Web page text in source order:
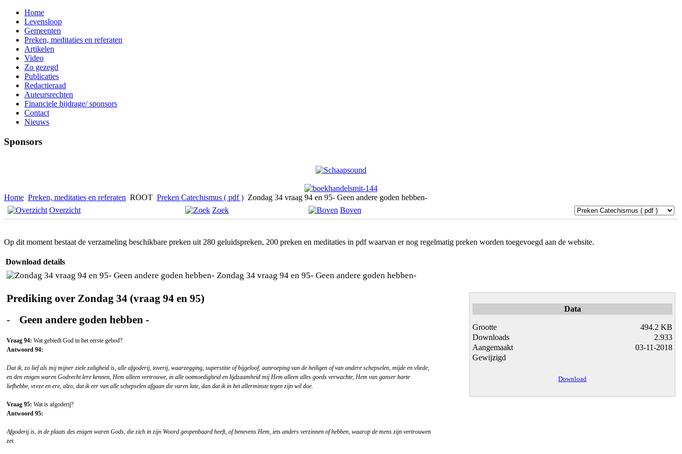
Home
Levensloop
Gemeenten
Preken, meditaties en referaten
Artikelen
Video
Zo gezegd
Publicaties
Redactieraad
Auteursrechten
Financiele bijdrage/ sponsors
Contact
Nieuws
Sponsors
Home Preken, meditaties en referaten ROOT Preken Catechismus ( pdf ) Zondag 34 vraag 94 en 95- Geen andere goden hebben-
Overzicht
Zoek Boven
Op dit moment bestaat de verzameling beschikbare preken uit 280 geluidspreken, 200 preken en meditaties in pdf waarvan er nog regelmatig preken worden toegevoegd aan de website.
Download details
Zondag 34 vraag 94 en 95- Geen andere goden hebben-
Prediking over Zondag 34 (vraag 94 en 95)
-
Geen andere goden hebben -
Vraag 94: Wat gebiedt God in het eerste gebod?
Antwoord 94:
Dat ik, zo lief als mij mijner ziele zaligheid is, alle afgoderij, toverij, waarzegging, superstitie of bijgeloof, aanroeping van de heiligen of van andere schepselen, mijde en vliede,
en den enigen waren Godrecht lere kennen, Hem alleen vertrouwe, in alle ootmoedigheid en lijdzaamheid mij Hem alleen alles goeds verwachte, Hem van ganser harte
liefhebbe, vreze en ere, alzo, dat ik eer van alle schepselen afgaan die varen late, dan dat ik in het allerminste tegen zijn wil doe.
Vraag 95: Wat is afgoderij?
Antwoord 95:
Afgoderij is, in de plaats des enigen waren Gods, die zich in zijn Woord geopenbaard heeft, of benevens Hem, iets anders verzinnen of hebben, waarop de mens zijn vertrouwen
zet.
Data
Grootte
494.2 KB
Downloads
2.933
Aangemaakt
03-11-2018
Gewijzigd
Download